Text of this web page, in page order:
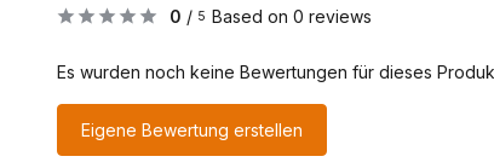
0 / 5 Based on 0 reviews
Es wurden noch keine Bewertungen für dieses
Eigene Bewertung erstellen